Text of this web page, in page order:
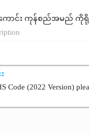
ကောင်း ကုန်စည်အမည် ကိုရို
Code (2022 Version)